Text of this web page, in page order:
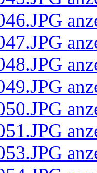
Bild
Bild
Bild
Bild